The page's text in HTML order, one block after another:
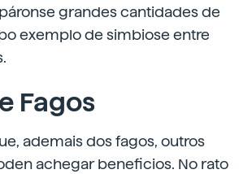
grandes cantidades de
exemplo de simbiose entre
Fagos
ademais dos fagos, outros
achegar beneficios. No rato